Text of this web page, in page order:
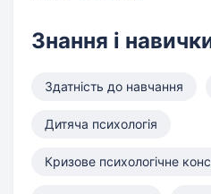
Знання і
Здатність до навчання
Дитяча психологія
Кризове психологічне